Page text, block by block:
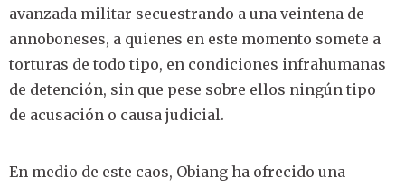
avanzada militar secuestrando a una veintena de
annoboneses, a quienes en este momento somete a
torturas de todo tipo, en condiciones infrahumanas
de detención, sin que pese sobre ellos ningún tipo
de acusación o causa judicial.
En medio de este caos, Obiang ha ofrecido una